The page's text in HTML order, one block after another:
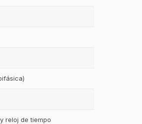
reloj de tiempo